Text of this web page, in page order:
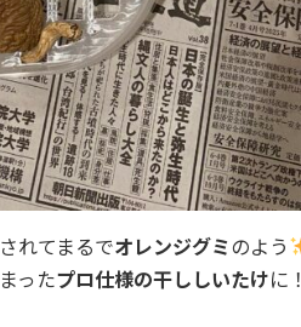
れてまるでオレンジグミ のよう
ったプロ仕様の干ししいたけに！